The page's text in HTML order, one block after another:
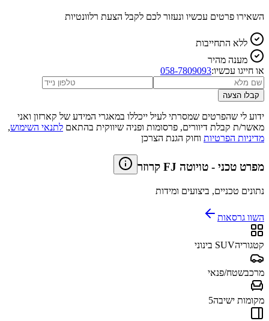
השאירו פרטים עכשיו ונעזור לכם לקבל הצעת רלוונטיות
ללא התחייבות
מענה מהיר
או חייגו עכשיו:058-7809093
קבלו הצעה
ידוע לי שהפרטים שמסרתי לעיל ייכללו במאגרי המידע של קארזון ואני
מאשר/ת קבלת דיוורים, פרסומות ופניה שיווקית בהתאם לתנאי השימוש,
מדיניות הפרטיות וחוק הגנת הצרכן
מפרט טכני - טויוטה FJ קרוזר
נתונים טכניים, ביצועים ומידות
השוו גרסאות
קטגוריהSUV בינוני
מרכבשטח/פנאי
מקומות ישיבה5